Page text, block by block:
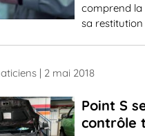
comprend la
sa
| 2 mai 2018
Point S
contrôle